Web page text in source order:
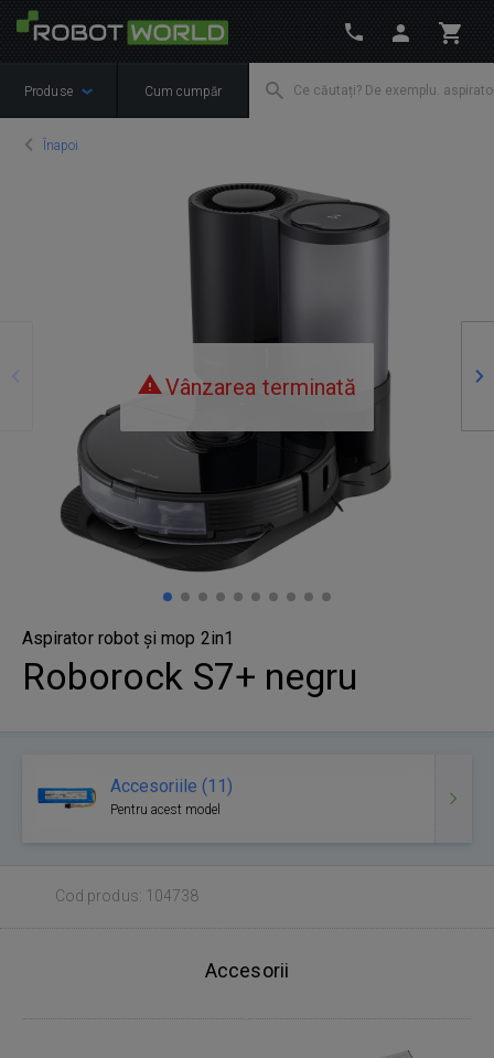
Produse Cum cumpăr
Înapoi
Vânzarea terminată
Aspirator robot și mop 2in1
Roborock S7+ negru
Accesoriile (11)
Pentru acest model
Cod produs: 104738
Accesorii